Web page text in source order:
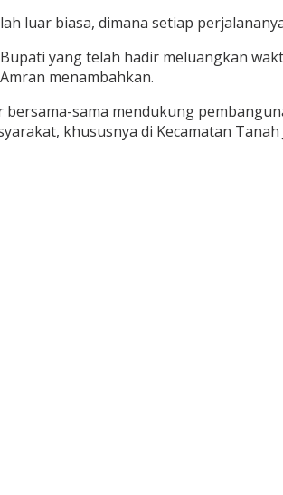
luar biasa, dimana setiap
yang telah hadir meluangkan
menambahkan.
bersama-sama mendukung
khususnya di Kecamatan Tanah